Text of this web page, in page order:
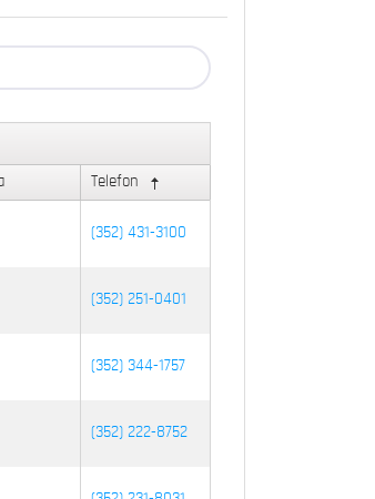
Telefon
(352) 431-3100
(352) 251-0401
(352) 344-1757
(352) 222-8752